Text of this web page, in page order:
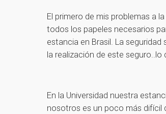
El primero de mis problemas a
todos los papeles necesarios
estancia en Brasil. La
la realización de este
En la Universidad nuestra
nosotros es un poco más difícil